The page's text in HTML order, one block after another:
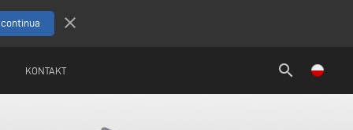
close
KONTAKT search